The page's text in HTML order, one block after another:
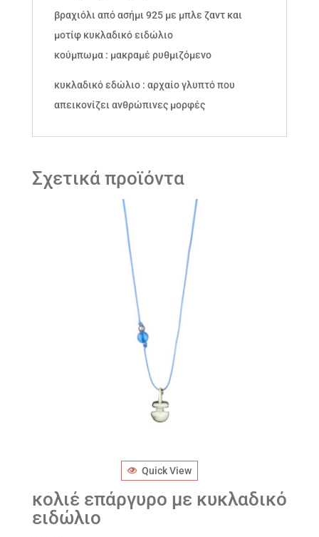
βραχιόλι από ασήμι 925 με μπλε ζαντ και
μοτίφ κυκλαδικό ειδώλιο
κούμπωμα : μακραμέ ρυθμιζόμενο
κυκλαδικό εδώλιο : αρχαίο γλυπτό που
απεικονίζει ανθρώπινες μορφές
Σχετικά προϊόντα
Quick View
κολιέ επάργυρο με κυκλαδικό
ειδώλιο